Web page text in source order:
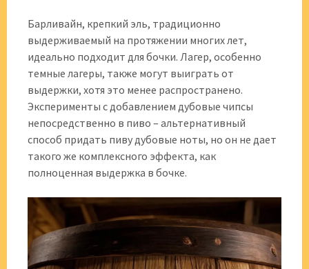
Барливайн, крепкий эль, традиционно
выдерживаемый на протяжении многих лет,
идеально подходит для бочки. Лагер, особенно
темные лагеры, также могут выиграть от
выдержки, хотя это менее распространено.
Эксперименты с добавлением дубовые чипсы
непосредственно в пиво – альтернативный
способ придать пиву дубовые ноты, но он не дает
такого же комплексного эффекта, как
полноценная выдержка в бочке.